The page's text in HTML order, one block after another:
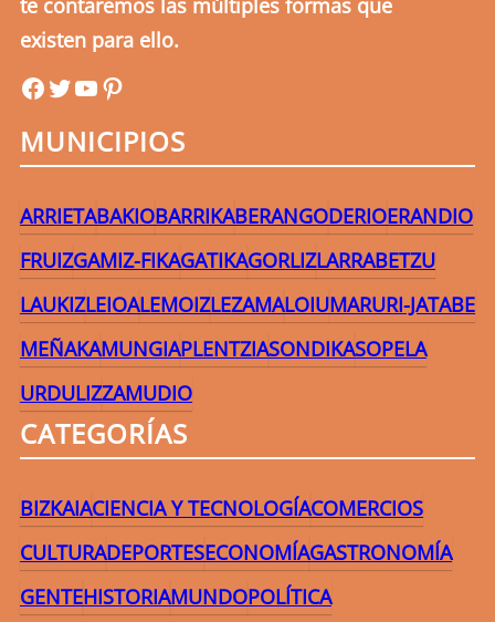
te contaremos las múltiples formas que
existen para ello.
uribefmuribefmYouTube Pinterest
MUNICIPIOS
ARRIETABAKIOBARRIKABERANGODERIOERANDIO
FRUIZGAMIZ-FIKAGATIKAGORLIZLARRABETZU
LAUKIZLEIOALEMOIZLEZAMALOIUMARURI-JATABE
MEÑAKAMUNGIAPLENTZIASONDIKASOPELA
URDULIZZAMUDIO
CATEGORÍAS
BIZKAIACIENCIA Y TECNOLOGÍACOMERCIOS
CULTURADEPORTESECONOMÍAGASTRONOMÍA
GENTEHISTORIAMUNDOPOLÍTICA